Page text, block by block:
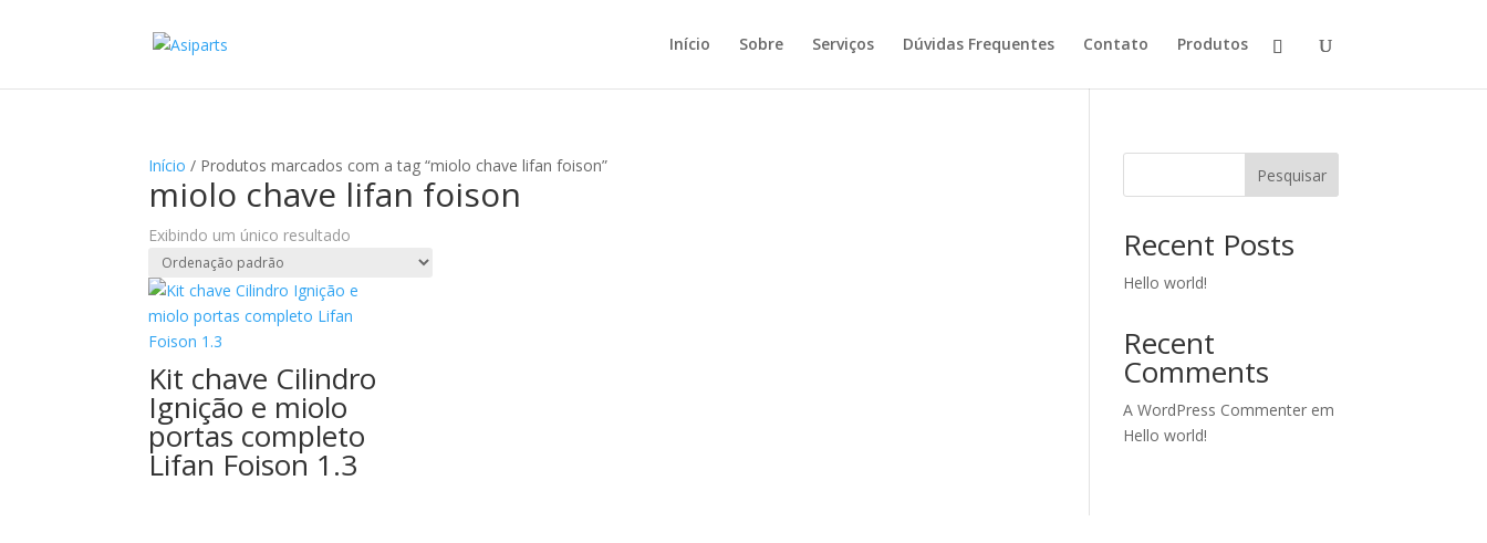
Início Sobre Serviços Dúvidas Frequentes Contato Produtos
Início / Produtos marcados com a tag “miolo chave lifan foison”
miolo chave lifan foison
Exibindo um único resultado
Kit chave Cilindro
Ignição e miolo
portas completo
Lifan Foison 1.3
Pesquisar
Recent Posts
Hello world!
Recent
Comments
A WordPress Commenter em
Hello world!